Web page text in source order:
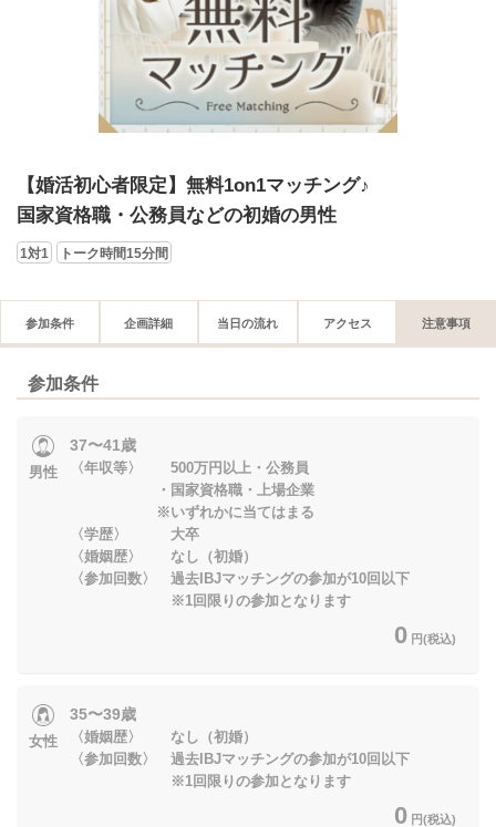
【婚活初心者限定】無料1on1マッチング♪
国家資格職・公務員などの初婚の男性
1対1 トーク時間15分間
参加条件 企画詳細 当日の流れ アクセス 注意事項
参加条件
男性
37〜41歳
〈年収等〉 500万円以上・公務員
・国家資格職・上場企業
※いずれかに当てはまる
〈学歴〉 大卒
〈婚姻歴〉 なし（初婚）
〈参加回数〉 過去IBJマッチングの参加が10回以下
※1回限りの参加となります
0 円(税込)
女性
35〜39歳
〈婚姻歴〉 なし（初婚）
〈参加回数〉 過去IBJマッチングの参加が10回以下
※1回限りの参加となります
0 円(税込)